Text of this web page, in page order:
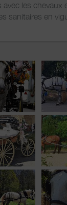
les chevaux
sanitaires en